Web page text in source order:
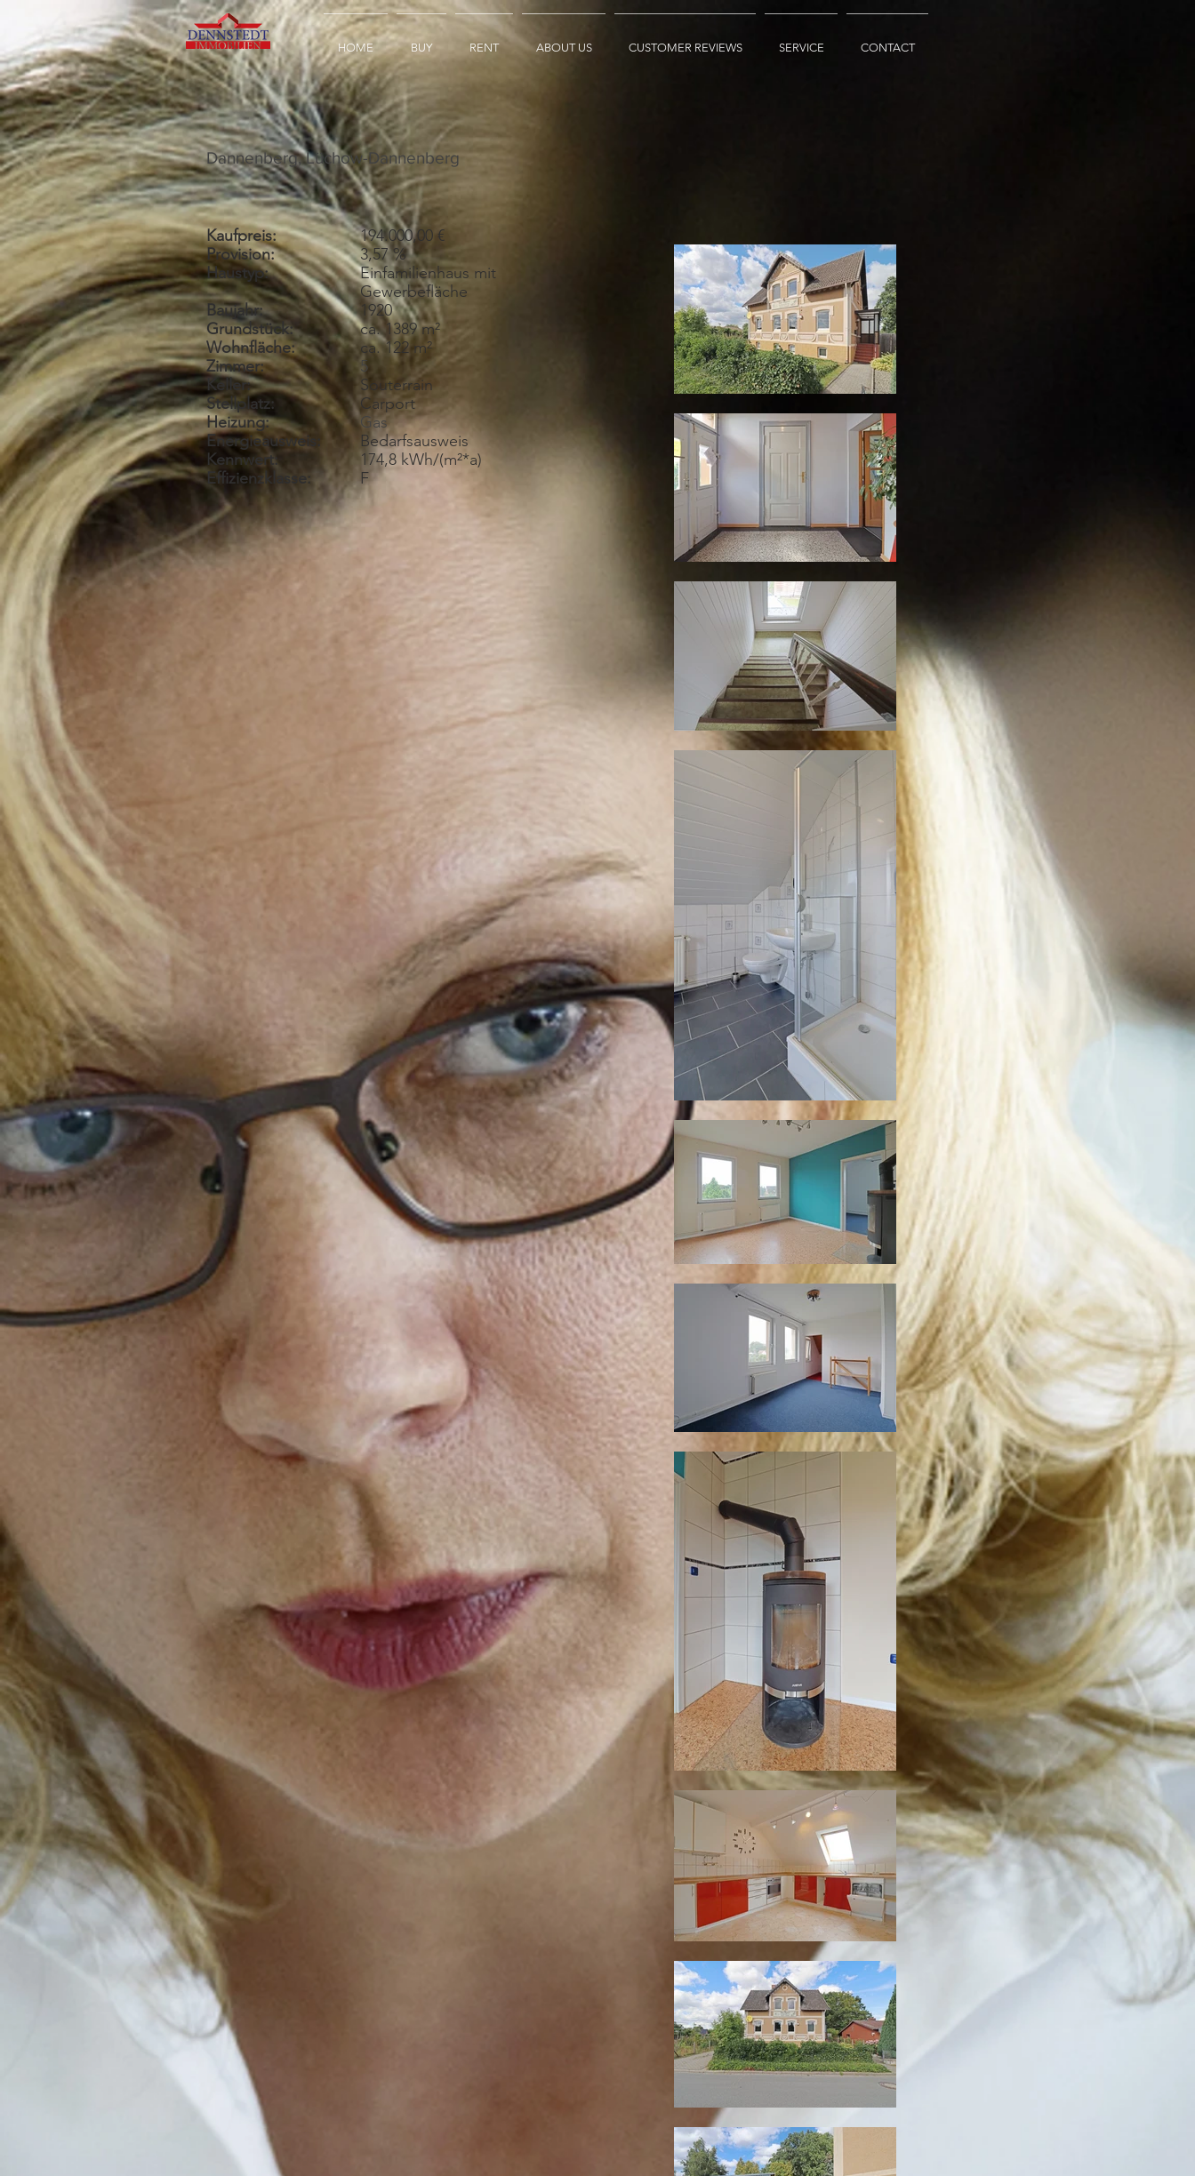
HOME BUY RENT ABOUT US CUSTOMER REVIEWS SERVICE CONTACT
Dannenberg, Lüchow-Dannenberg
Kaufpreis:
Provision:
Haustyp:
Baujahr:
Grundstück:
Wohnfläche:
Zimmer:
Keller:
Stellplatz:
Heizung:
Energieausweis
Kennwert:
Effizienzklasse:
194.000,00 €
3,57 %
Einfamilienhaus mit
Gewerbefläche
1920
ca. 1389 m²
ca. 122 m²
5
Souterrain
Carport
Gas
Bedarfsausweis
174,8 kWh/(m²*a)
F